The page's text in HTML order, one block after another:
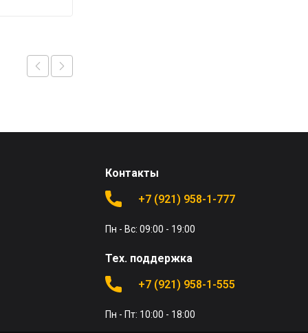
Контакты
+7 (921) 958-1-777
Пн - Вс: 09:00 - 19:00
Тех. поддержка
+7 (921) 958-1-555
Пн - Пт: 10:00 - 18:00